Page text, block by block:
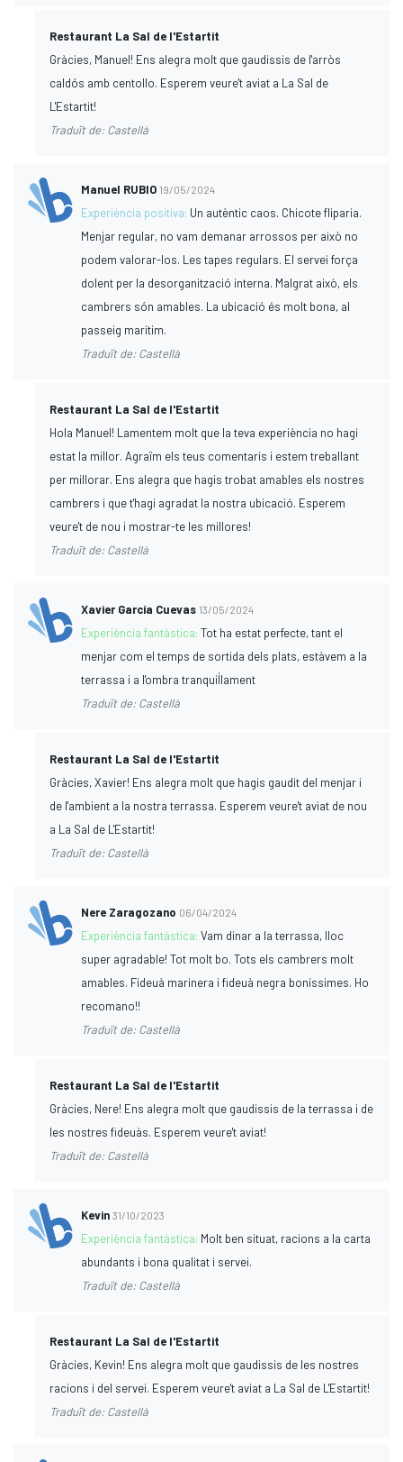
Restaurant La Sal de l'Estartit
Gràcies, Manuel! Ens alegra molt que gaudissis de l'arròs
caldós amb centollo. Esperem veure't aviat a La Sal de
L'Estartit!
Traduït de: Castellà
Manuel RUBIO 19/05/2024
Experiència positiva: Un autèntic caos. Chicote fliparia.
Menjar regular, no vam demanar arrossos per això no
podem valorar-los. Les tapes regulars. El servei força
dolent per la desorganització interna. Malgrat això, els
cambrers són amables. La ubicació és molt bona, al
passeig marítim.
Traduït de: Castellà
Restaurant La Sal de l'Estartit
Hola Manuel! Lamentem molt que la teva experiència no hagi
estat la millor. Agraïm els teus comentaris i estem treballant
per millorar. Ens alegra que hagis trobat amables els nostres
cambrers i que t'hagi agradat la nostra ubicació. Esperem
veure't de nou i mostrar-te les millores!
Traduït de: Castellà
Xavier García Cuevas 13/05/2024
Experiència fantàstica:Tot ha estat perfecte, tant el
menjar com el temps de sortida dels plats, estàvem a la
terrassa i a l'ombra tranquil·lament
Traduït de: Castellà
Restaurant La Sal de l'Estartit
Gràcies, Xavier! Ens alegra molt que hagis gaudit del menjar i
de l'ambient a la nostra terrassa. Esperem veure't aviat de nou
a La Sal de L'Estartit!
Traduït de: Castellà
Nere Zaragozano 06/04/2024
Experiència fantàstica:Vam dinar a la terrassa, lloc
super agradable! Tot molt bo. Tots els cambrers molt
amables. Fideuà marinera i fideuà negra boníssimes. Ho
recomano!!
Traduït de: Castellà
Restaurant La Sal de l'Estartit
Gràcies, Nere! Ens alegra molt que gaudissis de la terrassa i de
les nostres fideuàs. Esperem veure't aviat!
Traduït de: Castellà
Kevin 31/10/2023
Experiència fantàstica: Molt ben situat, racions a la carta
abundants i bona qualitat i servei.
Traduït de: Castellà
Restaurant La Sal de l'Estartit
Gràcies, Kevin! Ens alegra molt que gaudissis de les nostres
racions i del servei. Esperem veure't aviat a La Sal de L'Estartit!
Traduït de: Castellà